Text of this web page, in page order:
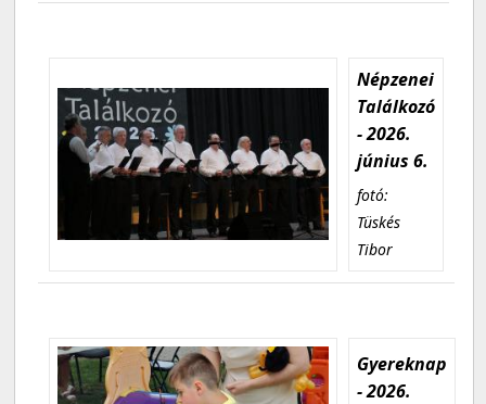
Népzenei
Találkozó
- 2026.
június 6.
fotó:
Tüskés
Tibor
Gyereknap
- 2026.